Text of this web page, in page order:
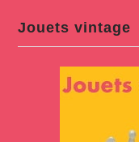
Jouets vintage